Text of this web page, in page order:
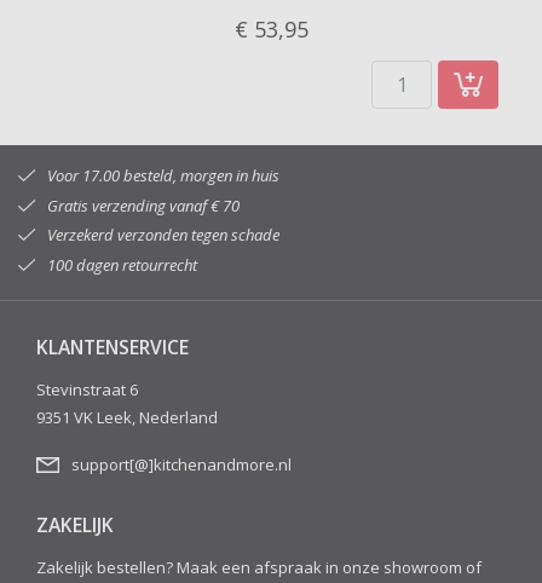
€ 53,95
Voor 17.00 besteld, morgen in huis
Gratis verzending vanaf € 70
Verzekerd verzonden tegen schade
100 dagen retourrecht
KLANTENSERVICE
Stevinstraat 6
9351 VK Leek, Nederland
support[@]kitchenandmore.nl
ZAKELIJK
Zakelijk bestellen? Maak een afspraak in onze showroom of